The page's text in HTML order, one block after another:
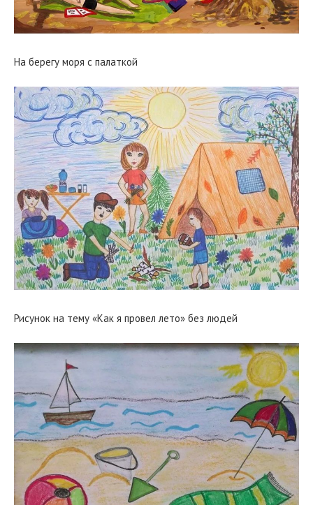
На берегу моря с палаткой
Рисунок на тему «Как я провел лето» без людей